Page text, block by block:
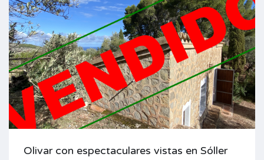
Olivar con espectaculares vistas en Sóller